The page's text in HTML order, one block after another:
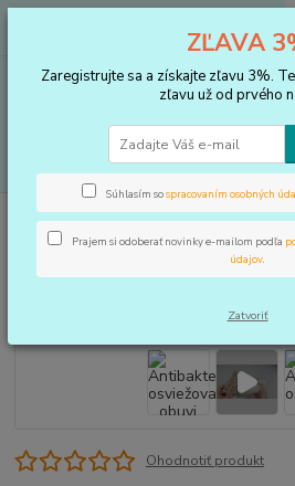
Úvod STAROSTLIVOSŤ O OBUV
Antibakteriálne
Ohodnotiť produkt
ZĽAVA
Zaregistrujte sa a získajte zľavu 3%.
zľavu už od prvého
Súhlasím sospracovaním osobných
Prajem si odoberať novinky e-mailom podľa
údajov.
Zatvoriť